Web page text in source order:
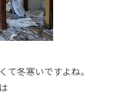
て冬寒いですよね。